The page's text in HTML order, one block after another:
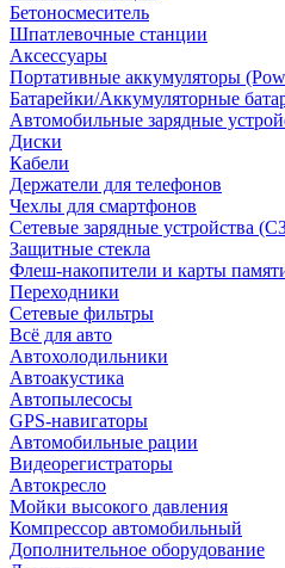
Бетоносмеситель
Шпатлевочные станции
Аксессуары
Портативные аккумуляторы
Батарейки/Аккумуляторные
Автомобильные зарядные
Диски
Кабели
Держатели для телефонов
Чехлы для смартфонов
Сетевые зарядные устройства
Защитные стекла
Флеш-накопители и карты
Переходники
Сетевые фильтры
Всё для авто
Автохолодильники
Автоакустика
Автопылесосы
GPS-навигаторы
Автомобильные рации
Видеорегистраторы
Автокресло
Мойки высокого давления
Компрессор автомобильный
Дополнительное оборудование